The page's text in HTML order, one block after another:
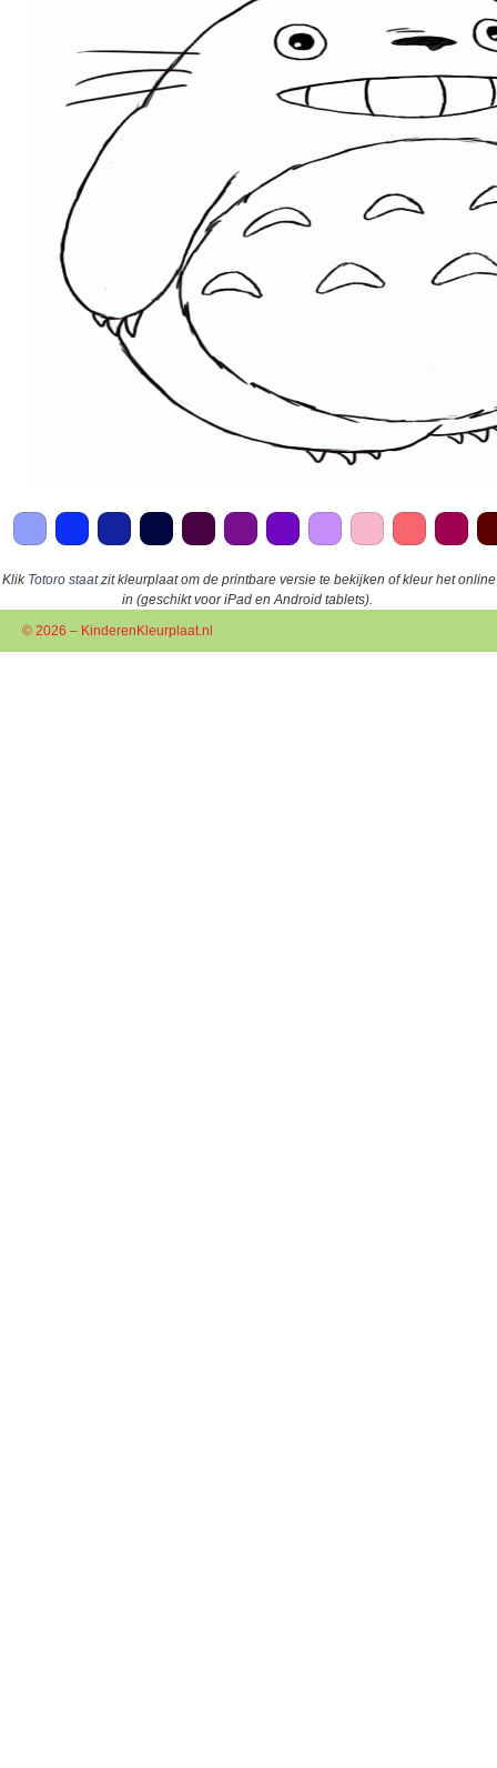
Klik Totoro staatzit kleurplaat om de printbare versie te bekijken of kleur het online
in (geschikt voor iPad en Android tablets).
© 2026 – KinderenKleurplaat.nl